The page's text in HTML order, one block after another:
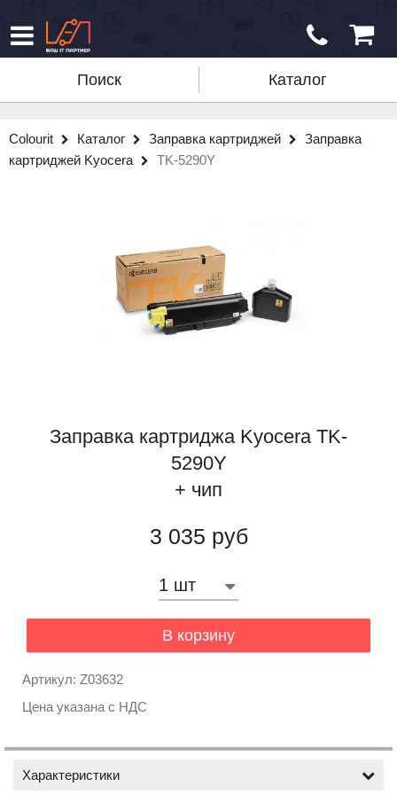
Поиск Каталог
Colourit Каталог Заправка картриджей
Заправка
картриджей Kyocera
TK-5290Y
Заправка картриджа Kyocera TK-
5290Y
+ чип
3 035 руб
В корзину
Артикул: Z03632
Цена указана с НДС
Характеристики